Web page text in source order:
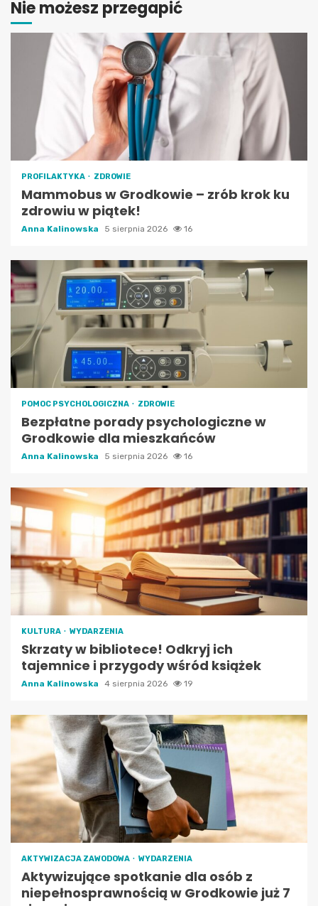
Nie możesz przegapić
PROFILAKTYKA ZDROWIE
Mammobus w Grodkowie – zrób krok ku
zdrowiu w piątek!
Anna Kalinowska 5 sierpnia 2026 16
POMOC PSYCHOLOGICZNA ZDROWIE
Bezpłatne porady psychologiczne w
Grodkowie dla mieszkańców
Anna Kalinowska 5 sierpnia 2026 16
KULTURA WYDARZENIA
Skrzaty w bibliotece! Odkryj ich
tajemnice i przygody wśród książek
Anna Kalinowska 4 sierpnia 2026 19
AKTYWIZACJA ZAWODOWA WYDARZENIA
Aktywizujące spotkanie dla osób z
niepełnosprawnością w Grodkowie już 7